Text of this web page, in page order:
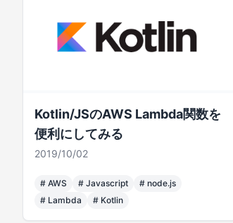
Kotlin/JSのAWS Lambda関数を
便利にしてみる
2019/10/02
# AWS # Javascript # node.js
# Lambda # Kotlin